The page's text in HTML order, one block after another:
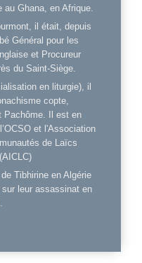
Ghana, en Afrique.
il était, depuis
Général pour les
et Procureur
du Saint-Siège.
en liturgie), il
copte,
Pachôme. Il est en
et l'Association
de Laïcs
Tibhirine en Algérie
leur assassinat en